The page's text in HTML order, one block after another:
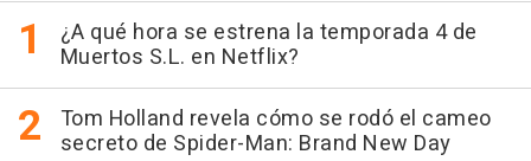
¿A qué hora se estrena la temporada 4 de
Muertos S.L. en Netflix?
Tom Holland revela cómo se rodó el cameo
secreto de Spider-Man: Brand New Day